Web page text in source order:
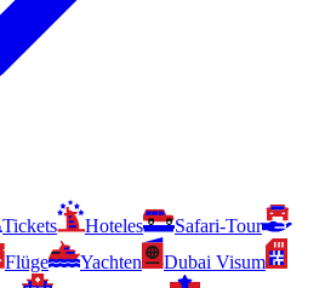
Tickets Hoteles
Safari-Tour
Flüge Yachten
Dubai Visum